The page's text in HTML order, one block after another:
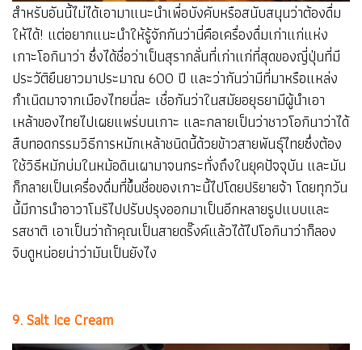
สำหรับอันนี้ไม่ได้เอามาแนะนำเพื่อบังคับหรือสนับสนุนว่าต้องดื่ม
ให้ได้! แต่อยากแนะนำให้รู้จักกันว่านี่คือเครื่องดื่มเก่าแก่แห่ง
เกาะโอกินาว่า ซึ่งได้ชื่อว่าเป็นสุรากลั่นที่เก่าแก่ที่สุดของญี่ปุ่นที่มี
ประวัติยืนยาวมาประมาณ 600 ปี และว่ากันว่ามีที่มาหรือแหล่ง
กำเนิดมาจากเมืองไทยนี่ละ เชื่อกันว่าในสมัยอยุธยามีผู้นำเอา
เหล้าของไทยไปเผยแพร่บนเกาะ และกลายเป็นว่าชาวโอกินาว่าได้
สืบทอดกรรมวิธีการหมักเหล้าชนิดนี้ด้วยข้าวสายพันธุ์ไทยซึ่งต้อง
ใช้วิธีหมักบ่มในหม้อดินเผามาจนกระทั่งถึงในยุคปัจจุบัน และมัน
ก็กลายเป็นเครื่องดื่มที่ขึ้นชื่อของเกาะนี้ไปโดยปริยายจ้า โดยทุกวัน
นี้มีการนำอาวาโมริไปปรับปรุงออกมาเป็นอีกหลายรูปแบบและ
รสชาติ เอาเป็นว่าถ้าคุณเป็นสายดริ๊งค์แล้วได้ไปโอกินาว่าก็ลอง
จิบดูหน่อยน่าว่ามันเป็นยังไง
9. Salt Ice Cream